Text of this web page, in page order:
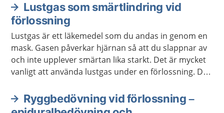
Lustgas som smärtlindring vid
förlossning
Lustgas är ett läkemedel som du andas in genom en
mask. Gasen påverkar hjärnan så att du slappnar av
och inte upplever smärtan lika starkt. Det är mycket
vanligt att använda lustgas under en förlossning. Det
tycker att metoden hjälper.
Ryggbedövning vid förlossning –